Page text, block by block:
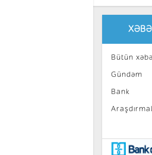
Bütün
Gündəm
Bank
Maraqlı